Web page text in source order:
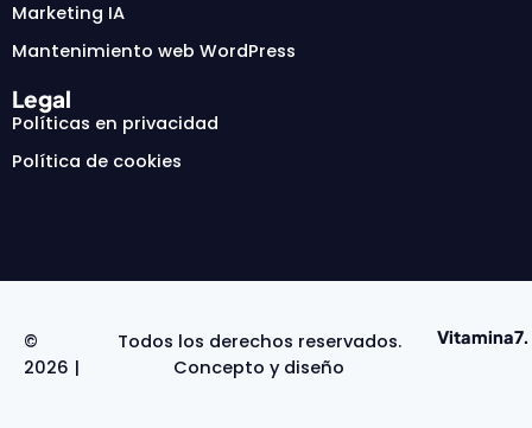
Marketing IA
Mantenimiento web WordPress
Legal
Políticas en privacidad
Política de cookies
©
2026 |
Todos los derechos reservados.
Concepto y diseño
Vitamina7.